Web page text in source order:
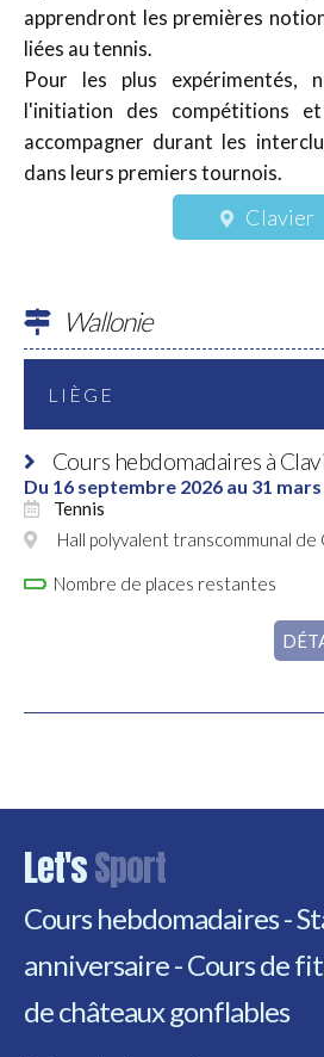
apprendront les premières
liées au tennis.
Pour les plus expérimentés,
l'initiation des compétitions
accompagner durant les
dans leurs premiers tournois.
Clavier
Wallonie
LIÈGE
Cours hebdomadaires à
Du 16 septembre 2026 au 31
Tennis
Hall polyvalent transcommunal
Nombre de places restantes
Let'sSport
Cours hebdomadaires -
anniversaire - Cours de
de châteaux gonflables